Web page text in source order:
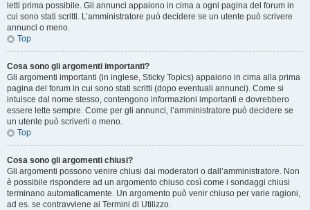
letti prima possibile. Gli annunci appaiono in cima a ogni pagina del forum in
cui sono stati scritti. L’amministratore può decidere se un utente può scrivere
annunci o meno.
Top
Cosa sono gli argomenti importanti?
Gli argomenti importanti (in inglese, Sticky Topics) appaiono in cima alla prima
pagina del forum in cui sono stati scritti (dopo eventuali annunci). Come si
intuisce dal nome stesso, contengono informazioni importanti e dovrebbero
essere lette sempre. Come per gli annunci, l’amministratore può decidere se
un utente può scriverli o meno.
Top
Cosa sono gli argomenti chiusi?
Gli argomenti possono venire chiusi dai moderatori o dall’amministratore. Non
è possibile rispondere ad un argomento chiuso così come i sondaggi chiusi
terminano automaticamente. Un argomento può venir chiuso per varie ragioni,
ad es. se contravviene ai Termini di Utilizzo.